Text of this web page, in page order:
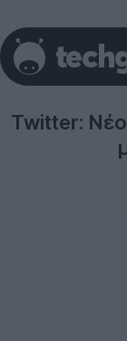
Twitter: